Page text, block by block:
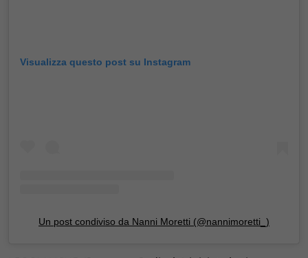
Visualizza questo post su Instagram
Un post condiviso da Nanni Moretti (@nannimoretti_)